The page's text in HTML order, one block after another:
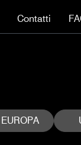
Contatti
EUROPA